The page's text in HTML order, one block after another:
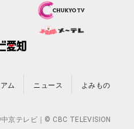
ム ニュース よみもの
京テレビ｜© CBC TELEVISION